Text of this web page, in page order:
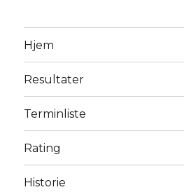
Hjem
Resultater
Terminliste
Rating
Historie